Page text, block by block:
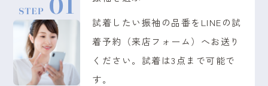
試着したい振袖の品番をLINEの試
着予約（来店フォーム）へお送り
ください。試着は3点まで可能で
す。